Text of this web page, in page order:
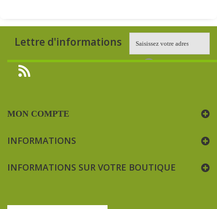
Lettre d'informations
MON COMPTE
INFORMATIONS
INFORMATIONS SUR VOTRE BOUTIQUE